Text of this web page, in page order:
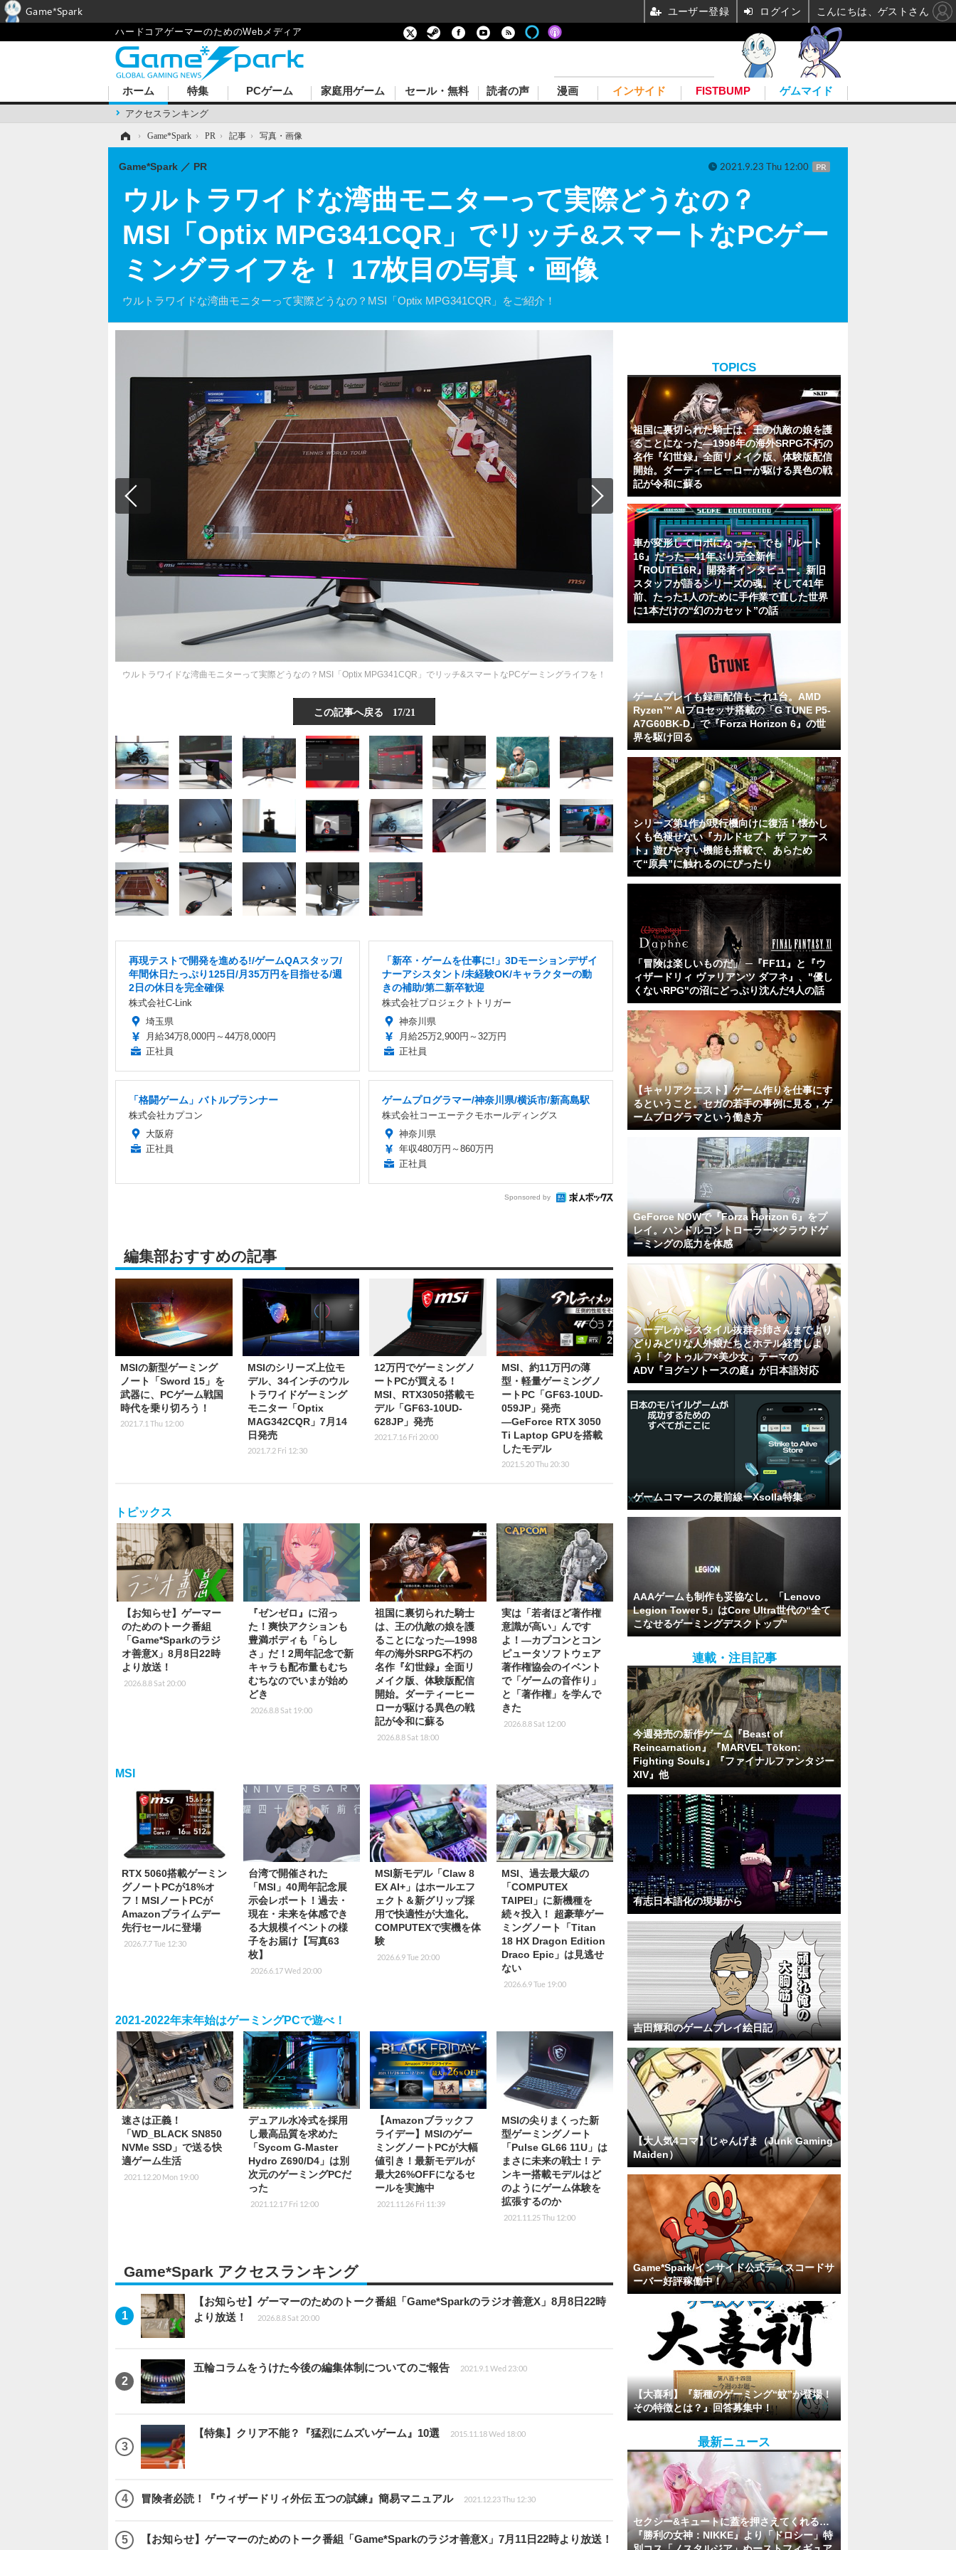
ハードコアゲーマーのためのWebメディア
ホーム
アクセスランキング
特集 PCゲーム 家庭用ゲーム セール・無料 読者の声 漫画 インサイド FISTBUMP ゲムマイド
› Game*Spark › PR › 記事 › 写真・画像
ウルトラワイドな湾曲モニターって実際どうなの？
MSI「Optix MPG341CQR」でリッチ&スマートなPCゲー
ミングライフを！ 17枚目の写真・画像
ウルトラワイドな湾曲モニターって実際どうなの？MSI「Optix MPG341CQR」をご紹介！
Game*Spark PR 2021.9.23 Thu 12:00 PR
ウルトラワイドな湾曲モニターって実際どうなの？MSI「Optix MPG341CQR」でリッチ&スマートなPCゲーミングライフを！
この記事へ戻る 17/21
再現テストで開発を進める!/ゲームQAスタッフ/
年間休日たっぷり125日/月35万円を目指せる/週
2日の休日を完全確保
株式会社C-Link
埼玉県
月給34万8,000円～44万8,000円
正社員
「新卒・ゲームを仕事に!」3Dモーションデザイ
ナーアシスタント/未経験OK/キャラクターの動
きの補助/第二新卒歓迎
株式会社プロジェクトトリガー
神奈川県
月給25万2,900円～32万円
正社員
「格闘ゲーム」バトルプランナー
株式会社カプコン
大阪府
正社員
ゲームプログラマー/神奈川県/横浜市/新高島駅
株式会社コーエーテクモホールディングス
神奈川県
年収480万円～860万円
正社員
Sponsored by
編集部おすすめの記事
MSIの新型ゲーミング
ノート「Sword 15」を
武器に、PCゲーム戦国
時代を乗り切ろう！
2021.7.1 Thu 12:00
MSIのシリーズ上位モ
デル、34インチのウル
トラワイドゲーミング
モニター「Optix
MAG342CQR」7月14
日発売
2021.7.2 Fri 12:30
12万円でゲーミングノ
ートPCが買える！
MSI、RTX3050搭載モ
デル「GF63-10UD-
628JP」発売
2021.7.16 Fri 20:00
MSI、約11万円の薄
型・軽量ゲーミングノ
ートPC「GF63-10UD-
059JP」発売
―GeForce RTX 3050
Ti Laptop GPUを搭載
したモデル
2021.5.20 Thu 20:30
トピックス
【お知らせ】ゲーマー
のためのトーク番組
「Game*Sparkのラジ
オ善意X」8月8日22時
より放送！
2026.8.8 Sat 20:00
『ゼンゼロ』に沼っ
た！爽快アクションも
豊満ボディも「らし
さ」だ！2周年記念で新
キャラも配布量もむち
むちなのでいまが始め
どき
2026.8.8 Sat 19:00
祖国に裏切られた騎士
は、王の仇敵の娘を護
ることになった―1998
年の海外SRPG不朽の
名作『幻世録』全面リ
メイク版、体験版配信
開始。ダーティーヒー
ローが駆ける異色の戦
記が令和に蘇る
2026.8.8 Sat 18:00
実は「若者ほど著作権
意識が高い」んです
よ！―カプコンとコン
ピュータソフトウェア
著作権協会のイベント
で「ゲームの音作り」
と「著作権」を学んで
きた
2026.8.8 Sat 12:00
MSI
RTX 5060搭載ゲーミン
グノートPCが18%オ
フ！MSIノートPCが
Amazonプライムデー
先行セールに登場
2026.7.7 Tue 12:30
台湾で開催された
「MSI」40周年記念展
示会レポート！過去・
現在・未来を体感でき
る大規模イベントの様
子をお届け【写真63
枚】
2026.6.17 Wed 20:00
MSI新モデル「Claw 8
EX AI+」はホールエフ
ェクト＆新グリップ採
用で快適性が大進化。
COMPUTEXで実機を体
験
2026.6.9 Tue 20:00
MSI、過去最大級の
「COMPUTEX
TAIPEI」に新機種を
続々投入！ 超豪華ゲー
ミングノート「Titan
18 HX Dragon Edition
Draco Epic」は見逃せ
ない
2026.6.9 Tue 19:00
2021-2022年末年始はゲーミングPCで遊べ！
速さは正義！
「WD_BLACK SN850
NVMe SSD」で送る快
適ゲーム生活
2021.12.20 Mon 19:00
デュアル水冷式を採用
し最高品質を求めた
「Sycom G-Master
Hydro Z690/D4」は別
次元のゲーミングPCだ
った
2021.12.17 Fri 12:00
【Amazonブラックフ
ライデー】MSIのゲー
ミングノートPCが大幅
値引き！最新モデルが
最大26%OFFになるセ
ールを実施中
2021.11.26 Fri 11:39
MSIの尖りまくった新
型ゲーミングノート
「Pulse GL66 11U」は
まさに未来の戦士！テ
ンキー搭載モデルはど
のようにゲーム体験を
拡張するのか
2021.11.25 Thu 12:00
Game*Spark アクセスランキング
【お知らせ】ゲーマーのためのトーク番組「Game*Sparkのラジオ善意X」8月8日22時
より放送！
2026.8.8 Sat 20:00
五輪コラムをうけた今後の編集体制についてのご報告 2021.9.1 Wed 23:00
【特集】クリア不能？『猛烈にムズいゲーム』10選 2015.11.18 Wed 18:00
冒険者必読！『ウィザードリィ外伝 五つの試練』簡易マニュアル 2021.12.23 Thu 12:30
【お知らせ】ゲーマーのためのトーク番組「Game*Sparkのラジオ善意X」7月11日22時より放送！
TOPICS
祖国に裏切られた騎士は、王の仇敵の娘を護
ることになった―1998年の海外SRPG不朽の
名作『幻世録』全面リメイク版、体験版配信
開始。ダーティーヒーローが駆ける異色の戦
記が令和に蘇る
車が変形してロボになった、でも『ルート
16』だった―41年ぶり完全新作
『ROUTE16R』開発者インタビュー。新旧
スタッフが語るシリーズの魂。そして41年
前、たった1人のために手作業で直した世界
に1本だけの“幻のカセット”の話
ゲームプレイも録画配信もこれ1台。AMD
Ryzen™ AIプロセッサ搭載の「G TUNE P5-
A7G60BK-D」で『Forza Horizon 6』の世
界を駆け回る
シリーズ第1作が現行機向けに復活！懐かし
くも色褪せない『カルドセプト ザ ファース
ト』遊びやすい機能も搭載で、あらため
て“原典”に触れるのにぴったり
「冒険は楽しいものだ」 ─『FF11』と『ウ
ィザードリィ ヴァリアンツ ダフネ』、"優し
くないRPG"の沼にどっぷり沈んだ4人の話
【キャリアクエスト】ゲーム作りを仕事にす
るということ。セガの若手の事例に見る，ゲ
ームプログラマという働き方
GeForce NOWで『Forza Horizon 6』をプ
レイ。ハンドルコントローラー×クラウドゲ
ーミングの底力を体感
クーデレからスタイル抜群お姉さんまでより
どりみどりな人外娘たちとホテル経営しよ
う！「クトゥルフ×美少女」テーマの
ADV『ヨグ=ソトースの庭』が日本語対応
ゲームコマースの最前線ーXsolla特集
AAAゲームも制作も妥協なし。「Lenovo
Legion Tower 5」はCore Ultra世代の“全て
こなせるゲーミングデスクトップ”
連載・注目記事
今週発売の新作ゲーム『Beast of
Reincarnation』『MARVEL Tōkon:
Fighting Souls』『ファイナルファンタジー
XIV』他
有志日本語化の現場から
吉田輝和のゲームプレイ絵日記
【大人気4コマ】じゃんげま（Junk Gaming
Maiden）
Game*Spark/インサイド公式ディスコードサ
ーバー好評稼働中！
【大喜利】『新種のゲーミング“蚊”が登場！
その特徴とは？』回答募集中！
最新ニュース
セクシー&キュートに蓋を押さえてくれる…
『勝利の女神：NIKKE』より「ドロシー」特
Game*Spark ユーザー登録 ログイン こんにちは、ゲストさん